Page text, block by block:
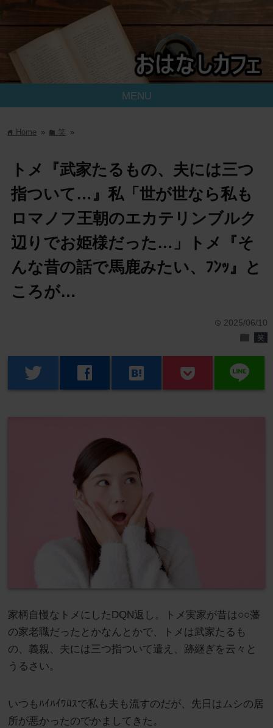
MENU
home Home » folder 笑 »
トメ『武家たるもの、夫には三つ
指ついて…』私「世が世なら私も
ロマノフ王朝のエカテリンブルク
辺りでお姫様だった…」トメ『そ
んな昔の話で馬鹿みたい、ﾌﾝｯ』と
ころが…
time 2025/06/10
folder 笑
twitter facebook hatenabookmark line
家柄自慢なトメにしたDQN返し。トメ実家が昔は○○藩
の家老職だったとかなんとかで、トメは武家たるも
の、義親、夫には三つ指ついて遣え、跡継ぎを云々と
うるさい。
いつもﾊｲﾊｲﾜﾛｽで私も夫も流すのだが、先日はムシの居
所が悪かったのでかましてきた。